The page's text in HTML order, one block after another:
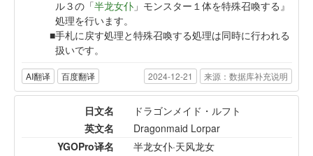
ル３の「半龙女仆 」モンスター１体を特殊召喚する』
処理を行います。
手札に戻す処理と特殊召喚する処理は同時に行われる
扱いです。
AI翻译 百度翻译 2024-12-21 来源：数据库补充说明
日文名
ドラゴンメイド・ルフト
英文名
Dragonmaid Lorpar
YGOPro译名
半龙女仆·天风龙女